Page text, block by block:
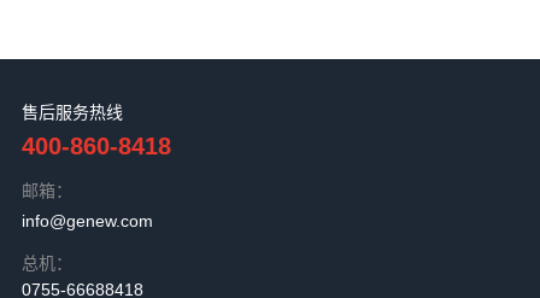
Copyright © 2021.深圳震有科技股份有限公司版权所有